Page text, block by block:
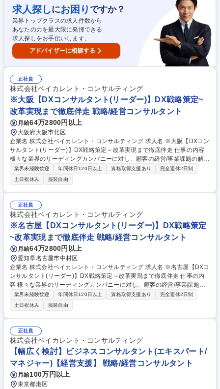
ダー等)の選定/ROIの概算及び中期経営計画への落し込み）★デジタル化
組織のケイパビリティ獲得に向けた体制構築（DX戦略実現を阻害する組
織課題の抽出→課題解消に必要な組織能力の明確化→組織能力獲得のスキ
ームとステップの計画化→トレーニング提供と上記計画の推進/実行） 募
集職種 名古屋【DXコンサルタント(シニアコンサルタント)】戦略策定/改
革実現まで伴走
求人探しにお困り ですか？
業界トップクラスの求人件数から
あなたの力を最大限に発揮できる
求人探しをお手伝いします。
アドバイザーに相談する
正社員
株式会社ベイカレント・コンサルティング
※大阪【DXコンサルタント(リーダー)】DX戦略策定~
改革実現まで徹底伴走 戦略/経営コンサルタント
月給64万2800円以上
大阪府大阪市北区
企業名 株式会社ベイカレント・コンサルティング 求人名 ※大阪【DXコン
サルタント(リーダー)】DX戦略策定～改革実現まで徹底伴走 仕事の内容
様々な業界のリーディングカンパニーに対し、顧客の経営/事業課題の解決
に向け、経営/事業戦略を踏まえたDX戦略/推進計画の立案、変革実現に必
要な組織整備、デジタル実装など幅広い支援をリード頂きます。 【プロジ
ェクト事例】★デジタル化推進方針の策定支援（先進事例の調査、DX技
術の活用機会及びユースケースの具体化、左記を実現する協業先(AIベンダ
ー等)の選定/ROIの概算及び中期経営計画への落し込み）★デジタル化組
織のケイパビリティ獲得に向けた体制構築（DX戦略実現を阻害する組織
課題の抽出→課題解消に必要な組織能力の明確化→組織能力獲得のスキー
ムとステップの計画化→トレーニング提供と上記計画の推進/実行） 募集
職種 ※大阪【DXコンサルタント(リーダー)】DX戦略策定～改革実現まで
徹底伴走
業界未経験歓迎 年間休日120日以上 資格取得支援あり
完全週休2日制
土日祝休み
服装自由
正社員
株式会社ベイカレント・コンサルティング
※名古屋【DXコンサルタント(リーダー)】DX戦略策定
~改革実現まで徹底伴走 戦略/経営コンサルタント
月給64万2800円以上
愛知県名古屋市中村区
企業名 株式会社ベイカレント・コンサルティング 求人名 ※名古屋【DXコ
ンサルタント(リーダー)】DX戦略策定～改革実現まで徹底伴走 仕事の内
容 様々な業界のリーディングカンパニーに対し、顧客の経営/事業課題の
解決に向け、経営/事業戦略を踏まえたDX戦略/推進計画の立案、変革実現
に必要な組織整備、デジタル実装など幅広い支援をリード頂きます。 【プ
ロジェクト事例】★デジタル化推進方針の策定支援（先進事例の調査、D
X技術の活用機会及びユースケースの具体化、左記を実現する協業先(AIベ
ンダー等)の選定/ROIの概算及び中期経営計画への落し込み）★デジタル
化組織のケイパビリティ獲得に向けた体制構築（DX戦略実現を阻害する
組織課題の抽出→課題解消に必要な組織能力の明確化→組織能力獲得のス
キームとステップの計画化→トレーニング提供と上記計画の推進/実行）
募集職種 ※名古屋【DXコンサルタント(リーダー)】DX戦略策定～改革実
現まで徹底伴走
業界未経験歓迎 年間休日120日以上 資格取得支援あり
完全週休2日制
土日祝休み
服装自由
正社員
株式会社ベイカレント・コンサルティング
【幅広く検討】ビジネスコンサルタント(エキスパート/
マネジャー)【経営支援】 戦略/経営コンサルタント
月給100万円以上
東京都港区